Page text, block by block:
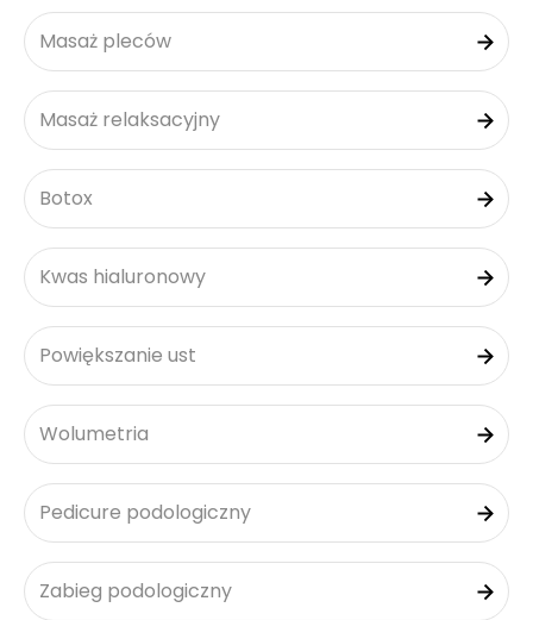
Masaż pleców
Masaż relaksacyjny
Botox
Kwas hialuronowy
Powiększanie ust
Wolumetria
Pedicure podologiczny
Zabieg podologiczny